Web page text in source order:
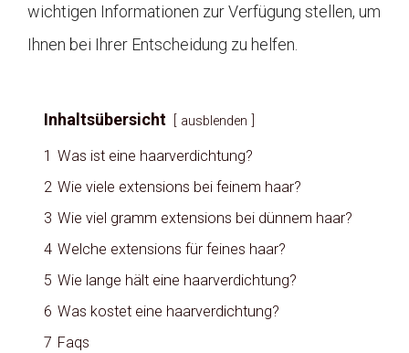
wichtigen Informationen zur Verfügung stellen, um
Ihnen bei Ihrer Entscheidung zu helfen.
Inhaltsübersicht ausblenden
1 Was ist eine haarverdichtung?
2 Wie viele extensions bei feinem haar?
3 Wie viel gramm extensions bei dünnem haar?
4 Welche extensions für feines haar?
5 Wie lange hält eine haarverdichtung?
6 Was kostet eine haarverdichtung?
7 Faqs